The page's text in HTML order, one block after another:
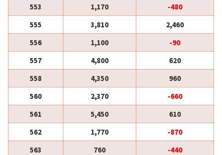
553
1,170
-480
555
3,810
2,460
556
1,100
-90
557
4,800
620
558
4,350
960
560
2,370
-660
561
5,450
610
562
1,770
-870
563
760
-440